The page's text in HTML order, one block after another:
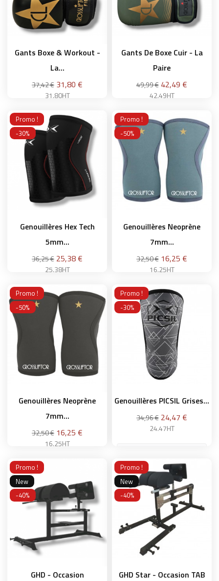
Gants Boxe & Workout -
La...
37,42 € Prix
31,80 €
31.80HT
XS
Ajouter au panier
Gants De Boxe Cuir - La
Paire
49,99 € Prix
42,49 €
42.49HT
8 oz
Ajouter au panier
Genouillères Hex Tech
5mm...
36,25 € Prix
25,38 €
25.38HT
S
Ajouter au panier
Promo !
-30%
Genouillères Neoprène
7mm...
32,50 € Prix
16,25 €
16.25HT
M
Ajouter au panier
Promo !
-50%
Genouillères Neoprène
7mm...
32,50 € Prix
16,25 €
16.25HT
S
Ajouter au panier
Promo !
-50%
Genouillères PICSIL Grises...
34,96 € Prix
24,47 €
24.47HT
Ajouter au panier
Promo !
-30%
GHD - Occasion
Promo !
New
-40%
GHD Star - Occasion TAB
Promo !
New
-40%